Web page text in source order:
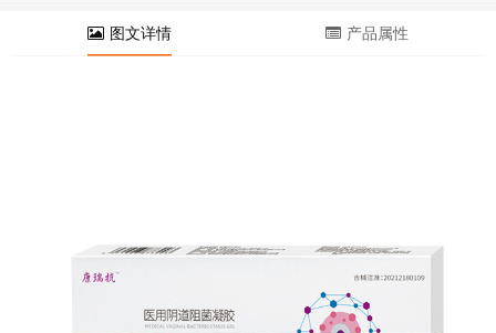
图文详情 产品属性